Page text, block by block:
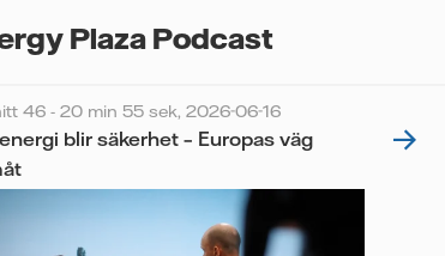
Plaza Podcast
46 - 20 min 55 sek, 2026-06-16
blir säkerhet – Europas väg